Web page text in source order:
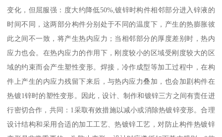
变化，但屈服强：度大约降低50%,镀锌时构件相邻部分进入锌液的
时间不同，这两部分构件分别处于不同的温度下，产生的热膨胀彼
此之间不一致，将产生热内应力；当相邻部分的厚度差别时，热内
应力也会。在热内应力的作用下，刚度较小的区域受刚度较大的区
域的约束而会产生塑性变形。焊接，冷作成型等加工过程中，在构
件上产生的内应力残留下来后，与热内应力叠加，也会加剧构件在
热镀1锌时的塑性变形。因此，设计、制作和镀锌三方之间有责任进
行密切合作，共同：1采取有效措施以减小或消除热镀锌变形。合理
设计结构和采用合适的加工工艺、热镀锌工艺，对防止构件热镀锌